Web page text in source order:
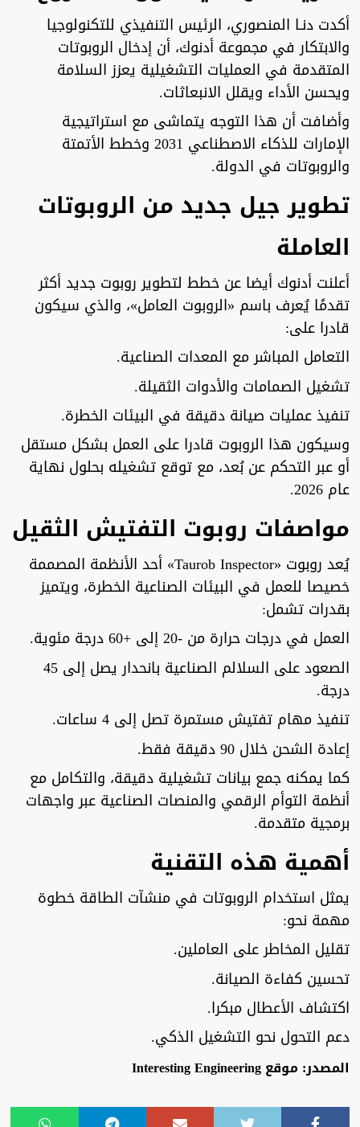
أكدت دنـا المنصوري، الرئيس التنفيذي للتكنولوجيا
والابتكار في مجموعة أدنوك، أن إدخال الروبوتات
المتقدمة في العمليات التشغيلية يعزز السلامة
ويحسن الأداء ويقلل الانبعاثات.
وأضافت أن هذا التوجه يتماشى مع استراتيجية
الإمارات للذكاء الاصطناعي 2031 وخطط الأتمتة
والروبوتات في الدولة.
تطوير جيل جديد من الروبوتات
العاملة
أعلنت أدنوك أيضا عن خطط لتطوير روبوت جديد أكثر
تقدمًا يُعرف باسم «الروبوت العامل»، والذي سيكون
قادرا على:
التعامل المباشر مع المعدات الصناعية.
تشغيل الصمامات والأدوات الثقيلة.
تنفيذ عمليات صيانة دقيقة في البيئات الخطرة.
وسيكون هذا الروبوت قادرا على العمل بشكل مستقل
أو عبر التحكم عن بُعد، مع توقع تشغيله بحلول نهاية
عام 2026.
مواصفات روبوت التفتيش الثقيل
يُعد روبوت «Taurob Inspector» أحد الأنظمة المصممة
خصيصا للعمل في البيئات الصناعية الخطرة، ويتميز
بقدرات تشمل:
العمل في درجات حرارة من -20 إلى +60 درجة مئوية.
الصعود على السلالم الصناعية بانحدار يصل إلى 45
درجة.
تنفيذ مهام تفتيش مستمرة تصل إلى 4 ساعات.
إعادة الشحن خلال 90 دقيقة فقط.
كما يمكنه جمع بيانات تشغيلية دقيقة، والتكامل مع
أنظمة التوأم الرقمي والمنصات الصناعية عبر واجهات
برمجية متقدمة.
أهمية هذه التقنية
يمثل استخدام الروبوتات في منشآت الطاقة خطوة
مهمة نحو:
تقليل المخاطر على العاملين.
تحسين كفاءة الصيانة.
اكتشاف الأعطال مبكرا.
دعم التحول نحو التشغيل الذكي.
المصدر: موقع Interesting Engineering